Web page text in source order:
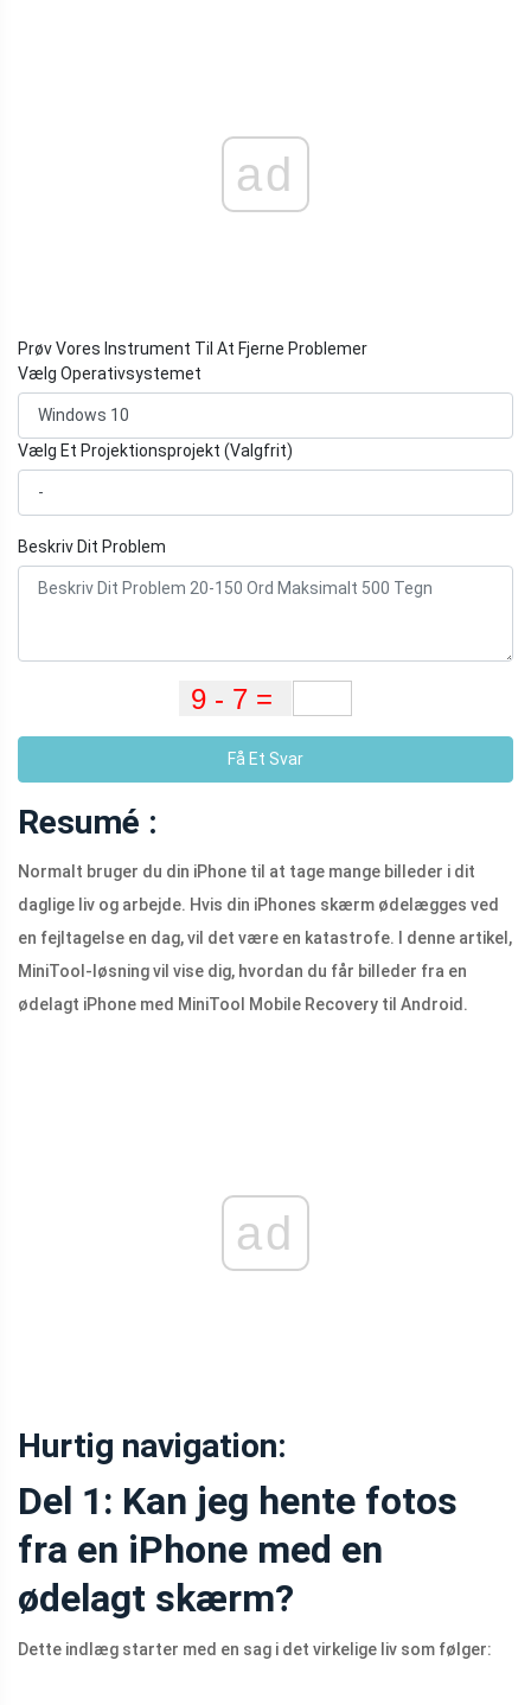
ad
Prøv Vores Instrument Til At Fjerne Problemer
Vælg Operativsystemet
Vælg Et Projektionsprojekt (Valgfrit)
Beskriv Dit Problem
Få Et Svar
Resumé :
Normalt bruger du din iPhone til at tage mange billeder i dit
daglige liv og arbejde. Hvis din iPhones skærm ødelægges ved
en fejltagelse en dag, vil det være en katastrofe. I denne artikel,
MiniTool-løsning vil vise dig, hvordan du får billeder fra en
ødelagt iPhone med MiniTool Mobile Recovery til Android.
ad
Hurtig navigation:
Del 1: Kan jeg hente fotos
fra en iPhone med en
ødelagt skærm?
Dette indlæg starter med en sag i det virkelige liv som følger: